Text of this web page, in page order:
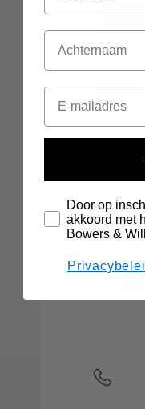
Door op
akkoord met
Bowers &